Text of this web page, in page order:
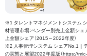
※1 タレントマネジメントシステム シ
材管理市場：ベンダー別売上金額シェ
上金額シェア（2015～2022年度）
※2 人事管理システム シェアNo.1｜
の実態と展望2022年度版（https://